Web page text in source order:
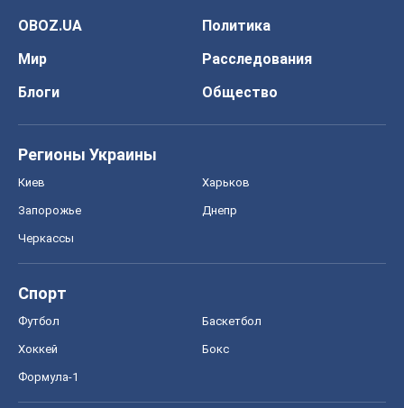
OBOZ.UA
Политика
Мир
Расследования
Блоги
Общество
Регионы Украины
Киев Харьков
Запорожье Днепр
Черкассы
Спорт
Футбол Баскетбол
Хоккей Бокс
Формула-1